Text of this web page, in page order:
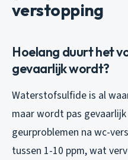
verstopping
Hoelang duurt het
gevaarlijk wordt?
Waterstofsulfide is al
maar wordt pas
geurproblemen na wc-
tussen 1-10 ppm, wat